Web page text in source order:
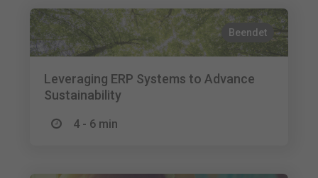
Beendet
Leveraging ERP Systems to Advance
Sustainability
4 - 6 min